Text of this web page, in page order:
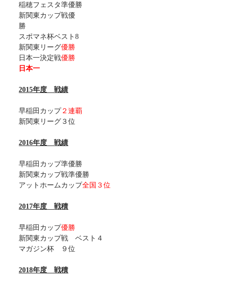
稲穂フェスタ準優勝
新関東カップ戦優
スポマネ杯ベスト8
新関東リーグ優勝
日本一決定戦優勝
日本一
2015年度 戦績
早稲田カップ ２連覇
新関東リーグ３位
2016年度 戦績
早稲田カップ準優勝
新関東カップ戦準優勝
アットホームカップ全国３位
2017年度 戦積
早稲田カップ優勝
新関東カップ戦 ベスト４
マガジン杯 ９位
2018年度 戦積